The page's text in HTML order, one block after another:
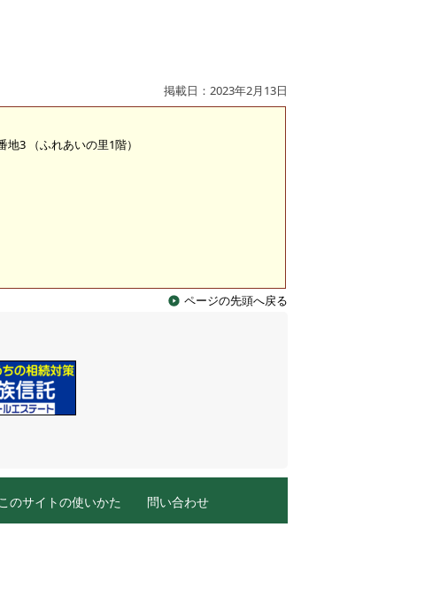
掲載日：2023年2月13日
3 （ふれあいの里1階）
ページの先頭へ戻る
のサイトの使いかた 問い合わせ